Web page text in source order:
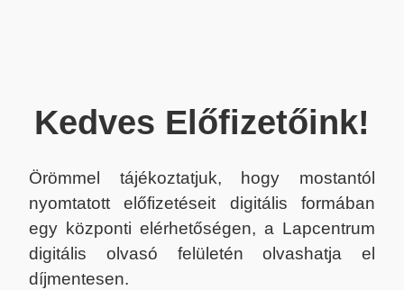
Kedves Előfizetőink!
Örömmel tájékoztatjuk, hogy mostantól
nyomtatott előfizetéseit digitális formában
egy központi elérhetőségen, a Lapcentrum
digitális olvasó felületén olvashatja el
díjmentesen.